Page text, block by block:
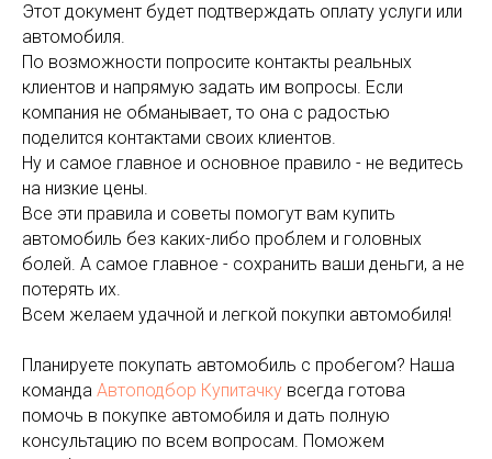
Этот документ будет подтверждать оплату услуги или
автомобиля.
По возможности попросите контакты реальных
клиентов и напрямую задать им вопросы. Если
компания не обманывает, то она с радостью
поделится контактами своих клиентов.
Ну и самое главное и основное правило - не ведитесь
на низкие цены.
Все эти правила и советы помогут вам купить
автомобиль без каких-либо проблем и головных
болей. А самое главное - сохранить ваши деньги, а не
потерять их.
Всем желаем удачной и легкой покупки автомобиля!
Планируете покупать автомобиль с пробегом? Наша
команда Автоподбор Купитачку всегда готова
помочь в покупке автомобиля и дать полную
консультацию по всем вопросам. Поможем